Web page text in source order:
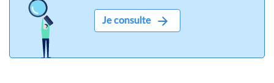
Je consulte